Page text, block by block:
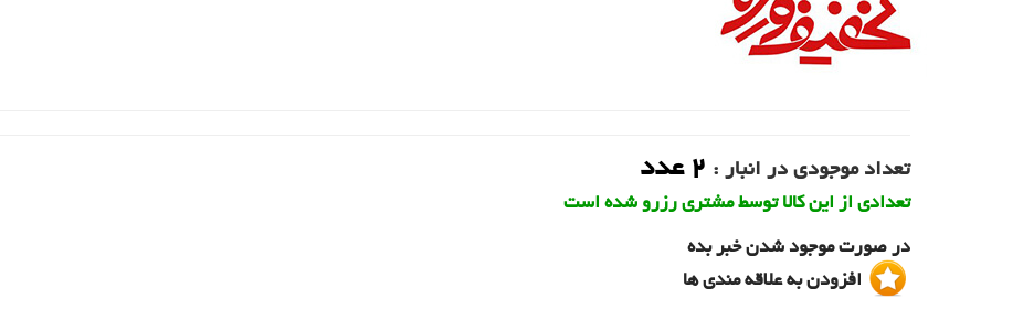
تعداد موجودی در انبار : 2 عدد
تعدادی از این کالا توسط مشتری رزرو شده است
در صورت موجود شدن خبر بده
افزودن به علاقه مندی ها